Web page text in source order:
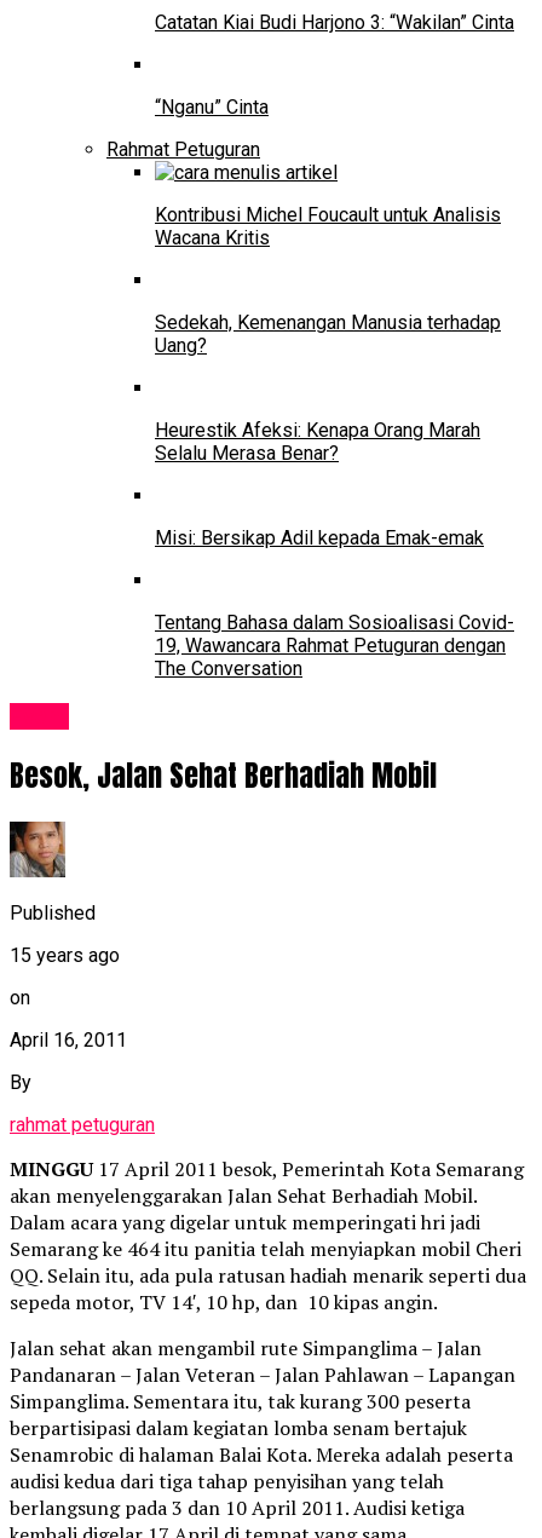
Catatan Kiai Budi Harjono 3: “Wakilan” Cinta
“Nganu” Cinta
Rahmat Petuguran
Kontribusi Michel Foucault untuk Analisis
Wacana Kritis
Sedekah, Kemenangan Manusia terhadap
Uang?
Heurestik Afeksi: Kenapa Orang Marah
Selalu Merasa Benar?
Misi: Bersikap Adil kepada Emak-emak
Tentang Bahasa dalam Sosioalisasi Covid-
19, Wawancara Rahmat Petuguran dengan
The Conversation
Besok, Jalan Sehat Berhadiah Mobil
Published
15 years ago
on
April 16, 2011
By
rahmat petuguran
MINGGU 17 April 2011 besok, Pemerintah Kota Semarang
akan menyelenggarakan Jalan Sehat Berhadiah Mobil.
Dalam acara yang digelar untuk memperingati hri jadi
Semarang ke 464 itu panitia telah menyiapkan mobil Cheri
QQ. Selain itu, ada pula ratusan hadiah menarik seperti dua
sepeda motor, TV 14′, 10 hp, dan 10 kipas angin.
Jalan sehat akan mengambil rute Simpanglima – Jalan
Pandanaran – Jalan Veteran – Jalan Pahlawan – Lapangan
Simpanglima. Sementara itu, tak kurang 300 peserta
berpartisipasi dalam kegiatan lomba senam bertajuk
Senamrobic di halaman Balai Kota. Mereka adalah peserta
audisi kedua dari tiga tahap penyisihan yang telah
berlangsung pada 3 dan 10 April 2011. Audisi ketiga